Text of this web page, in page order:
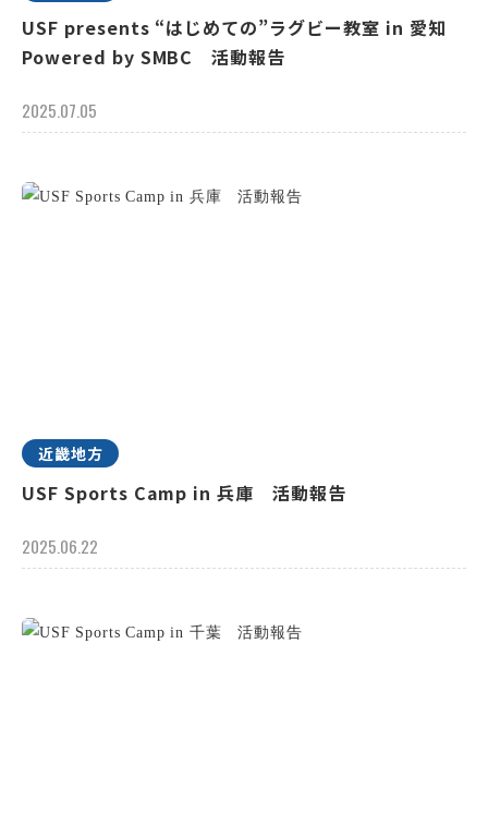
USF presents “はじめての”ラグビー教室 in 愛知
Powered by SMBC 活動報告
2025.07.05
近畿地方
USF Sports Camp in 兵庫 活動報告
2025.06.22